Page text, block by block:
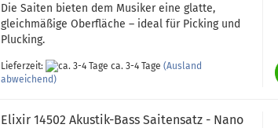
Die Saiten bieten dem Musiker eine glatte,
gleichmäßige Oberfläche – ideal für Picking und
Plucking.
Lieferzeit: ca. 3-4 Tage (Ausland
abweichend)
Elixir 14502 Akustik-Bass Saitensatz - Nano